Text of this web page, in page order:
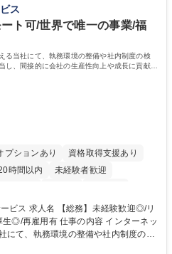
ス
ト可/世界で唯一の事業/福
る当社にて、執務環境の整備や社内制度の検
、間接的に会社の生産性向上や成長に貢献し
プションあり
資格取得支援あり
時間以内
未経験者歓迎
近5分以内 土日祝休み 服装自由
験歓迎◎/リ
の内容 インターネッ
にて、執務環境の整備や社内制度の検
を担当し、間接的に会社の生産性向上